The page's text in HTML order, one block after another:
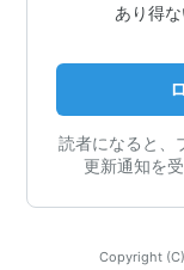
あり得
読者になると、
更新通知を
Copyright